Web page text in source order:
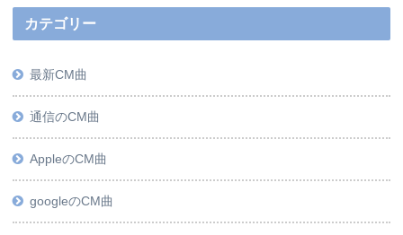
カテゴリー
最新CM曲
通信のCM曲
AppleのCM曲
googleのCM曲